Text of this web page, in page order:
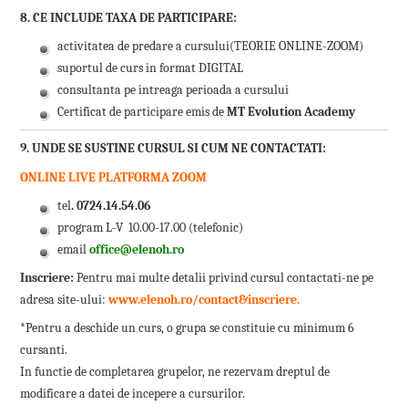
8. CE INCLUDE TAXA DE PARTICIPARE:
activitatea de predare a cursului(TEORIE ONLINE-ZOOM)
suportul de curs in format DIGITAL
consultanta pe intreaga perioada a cursului
Certificat de participare emis deMT Evolution Academy
9. UNDE SE SUSTINE CURSUL SI CUM NE CONTACTATI:
ONLINE LIVE PLATFORMA ZOOM
tel. 0724.14.54.06
program L-V 10.00-17.00 (telefonic)
emailoffice@elenoh.ro
Inscriere: Pentru mai multe detalii privind cursul contactati-ne pe
adresa site-ului:www.elenoh.ro/contact&inscriere.
*Pentru a deschide un curs, o grupa se constituie cu minimum 6
cursanti.
In functie de completarea grupelor, ne rezervam dreptul de
modificare a datei de incepere a cursurilor.